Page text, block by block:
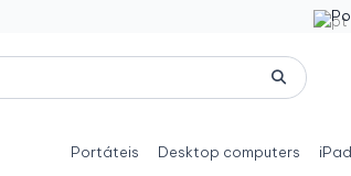
Portáteis Desktop computers iPad